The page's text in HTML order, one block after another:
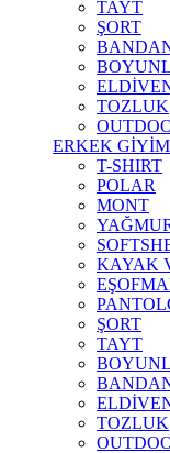
TAYT
ŞORT
TOZLUK
ERKEK GİYİM
T-SHIRT
POLAR
MONT
KAYAK
ŞORT
TAYT
TOZLUK